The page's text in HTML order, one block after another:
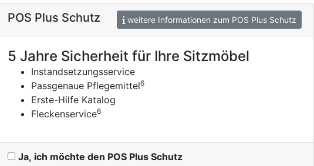
POS Plus Schutz weitere Informationen zum POS Plus Schutz
5 Jahre Sicherheit für Ihre Sitzmöbel
Instandsetzungsservice
Passgenaue Pflegemittel6
Erste-Hilfe Katalog
Fleckenservice6
Ja, ich möchte den POS Plus Schutz